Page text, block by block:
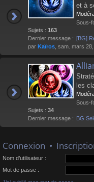
et à
Sous-
Sujets : 163
Dernier message : [BG]
par Kaïros , sam. mars
les
Sous-
Sujets : 34
Dernier message : BG
Connexion •
Nom d’utilisateur :
Mot de passe :